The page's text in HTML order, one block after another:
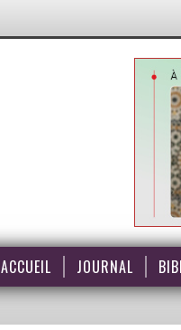
ACCUEIL JOURNAL